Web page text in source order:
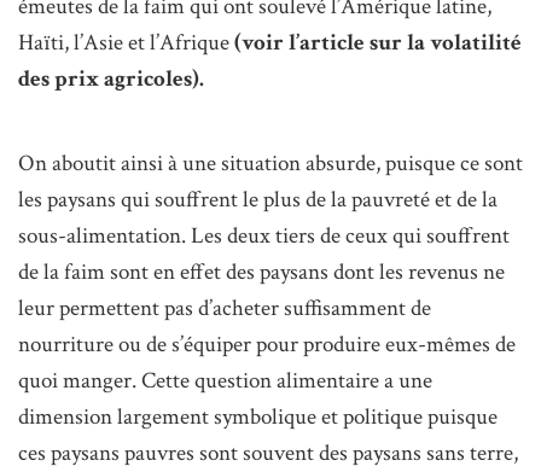
émeutes de la faim qui ont soulevé l’Amérique latine,
Haïti, l’Asie et l’Afrique(voir l’article sur la volatilité
des prix agricoles).
On aboutit ainsi à une situation absurde, puisque ce sont
les paysans qui souffrent le plus de la pauvreté et de la
sous-alimentation. Les deux tiers de ceux qui souffrent
de la faim sont en effet des paysans dont les revenus ne
leur permettent pas d’acheter suffisamment de
nourriture ou de s’équiper pour produire eux-mêmes de
quoi manger. Cette question alimentaire a une
dimension largement symbolique et politique puisque
ces paysans pauvres sont souvent des paysans sans terre,